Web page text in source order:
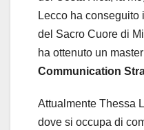
Lecco ha conseguito
del Sacro Cuore di
ha ottenuto un
Communication
Attualmente Thessa
dove si occupa di